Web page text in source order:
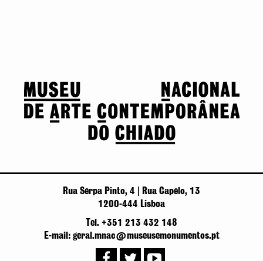
Rua Serpa Pinto, 4 | Rua Capelo, 13
1200-444 Lisboa
Tel. +351 213 432 148
E-mail: geral.mnac@museusemonumentos.pt